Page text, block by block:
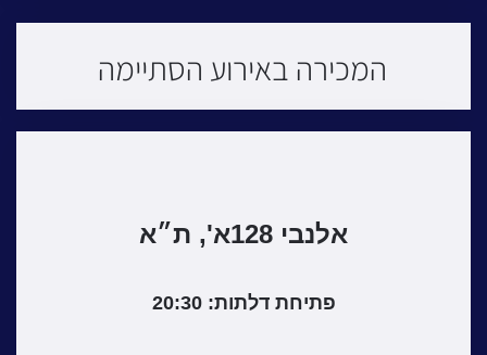
המכירה באירוע הסתיימה
אלנבי 128א', ת״א
פתיחת דלתות: 20:30